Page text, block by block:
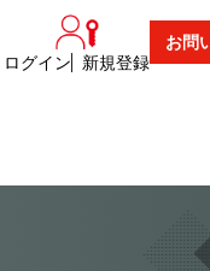
ログイン 新規登録
お問